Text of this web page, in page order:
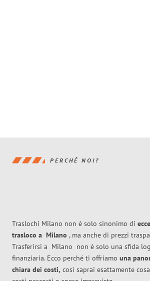
PERCHÉ NOI?
Traslochi Milano non è solo sinonimo di
trasloco a Milano , ma anche di prezzi
Trasferirsi a Milano non è solo una sfida
finanziaria. Ecco perché ti offriamo una
chiara dei costi, così saprai esattamente